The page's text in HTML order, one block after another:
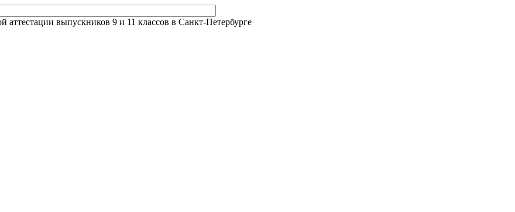
выпускников 9 и 11 классов в Санкт-Петербурге